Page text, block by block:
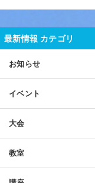
最新情報 カテゴリ
お知らせ
イベント
大会
教室